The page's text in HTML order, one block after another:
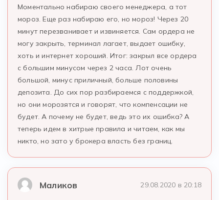
Моментально набираю своего менеджера, а тот
мороз. Еще раз набираю его, но мороз! Через 20
минут перезванивает и извиняется. Сам ордера не
могу закрыть, терминал лагает, выдает ошибку,
хоть и интернет хороший. Итог: закрыл все ордера
с большим минусом через 2 часа. Лот очень
большой, минус приличный, больше половины
депозита. До сих пор разбираемся с поддержкой,
но они морозятся и говорят, что компенсации не
будет. А почему не будет, ведь это их ошибка? А
теперь идем в хитрые правила и читаем, как мы
никто, но зато у брокера власть без границ.
Маликов 29.08.2020 в 20:18